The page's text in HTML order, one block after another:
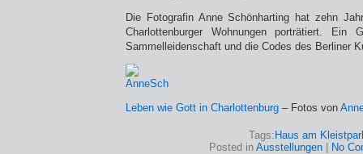
Die Fotografin Anne Schönharting hat zehn
Charlottenburger Wohnungen porträtiert. Ein
Sammelleidenschaft und die Codes des Berliner
Leben wie Gott in Charlottenburg – Fotos von
Tags: Haus am
Posted in Ausstellungen| No